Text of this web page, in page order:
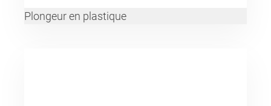
Plongeur en plastique